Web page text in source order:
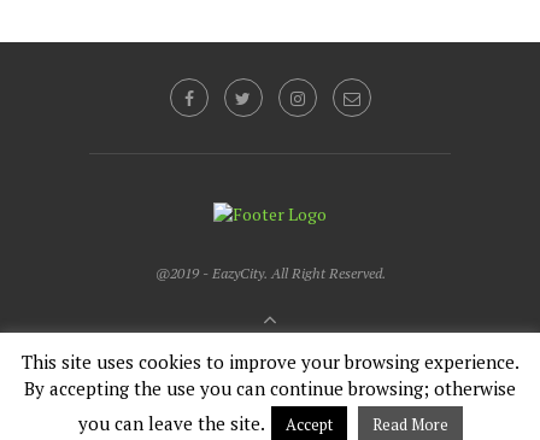
@2019 - EazyCity. All Right Reserved.
This site uses cookies to improve your browsing experience.
By accepting the use you can continue browsing; otherwise
you can leave the site.
Accept Read More
English Italiano Français